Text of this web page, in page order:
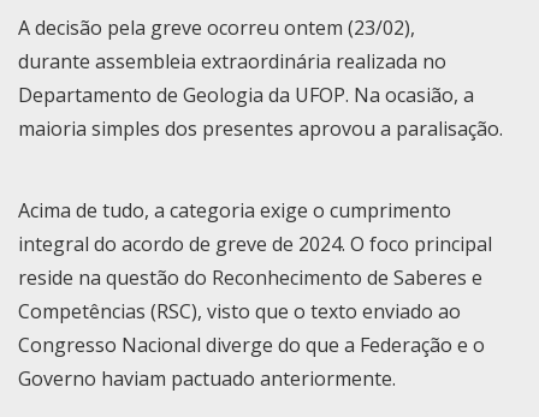
A decisão pela greve ocorreu ontem (23/02),
durante assembleia extraordinária realizada no
Departamento de Geologia da UFOP. Na ocasião, a
maioria simples dos presentes aprovou a paralisação.
Acima de tudo, a categoria exige o cumprimento
integral do acordo de greve de 2024. O foco principal
reside na questão do Reconhecimento de Saberes e
Competências (RSC), visto que o texto enviado ao
Congresso Nacional diverge do que a Federação e o
Governo haviam pactuado anteriormente.